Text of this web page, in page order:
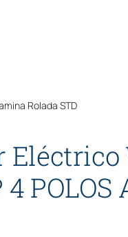
Rolada STD
Eléctrico
4